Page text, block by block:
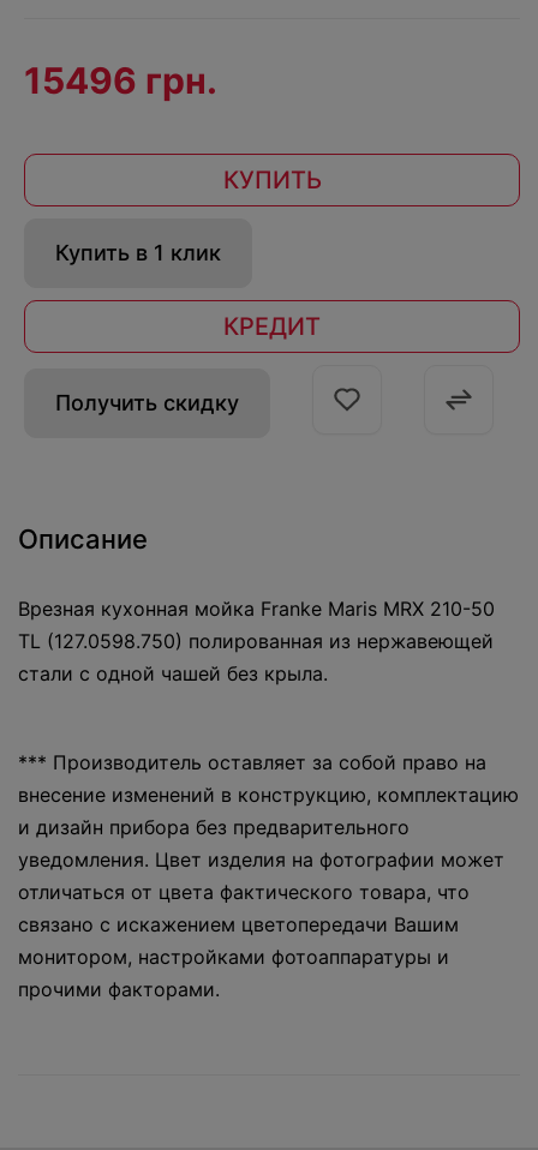
15496 грн.
КУПИТЬ
Купить в 1 клик
КРЕДИТ
Получить скидку
Описание
Врезная кухонная мойка Franke Maris MRX 210-50
TL (127.0598.750) полированная из нержавеющей
стали с одной чашей без крыла.
*** Производитель оставляет за собой право на
внесение изменений в конструкцию, комплектацию
и дизайн прибора без предварительного
уведомления. Цвет изделия на фотографии может
отличаться от цвета фактического товара, что
связано с искажением цветопередачи Вашим
монитором, настройками фотоаппаратуры и
прочими факторами.